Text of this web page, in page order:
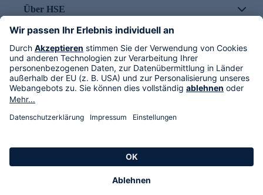
Über HSE
Im TV
HSE International